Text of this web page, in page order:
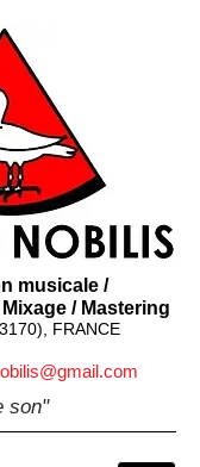
musicale /
/ Mastering
FRANCE
son"